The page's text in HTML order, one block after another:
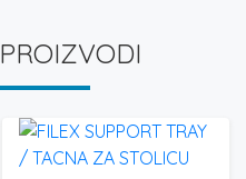
PROIZVODI